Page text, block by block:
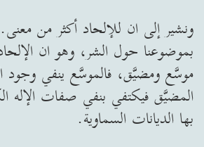
ونشير إلى ان للإلحاد أكثر من
بموضوعنا حول الشر، وهو ان
موسَّع ومضيَّق، فالموسَّع ينفي وجود
المضيَّق فيكتفي بنفي صفات الإله
بها الديانات السماوية.